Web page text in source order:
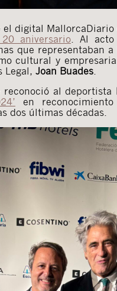
el digital MallorcaDiario
aniversario . Al
que representaban
cultural y
Legal, Joan Buades
al deportista
en
dos últimas décadas.